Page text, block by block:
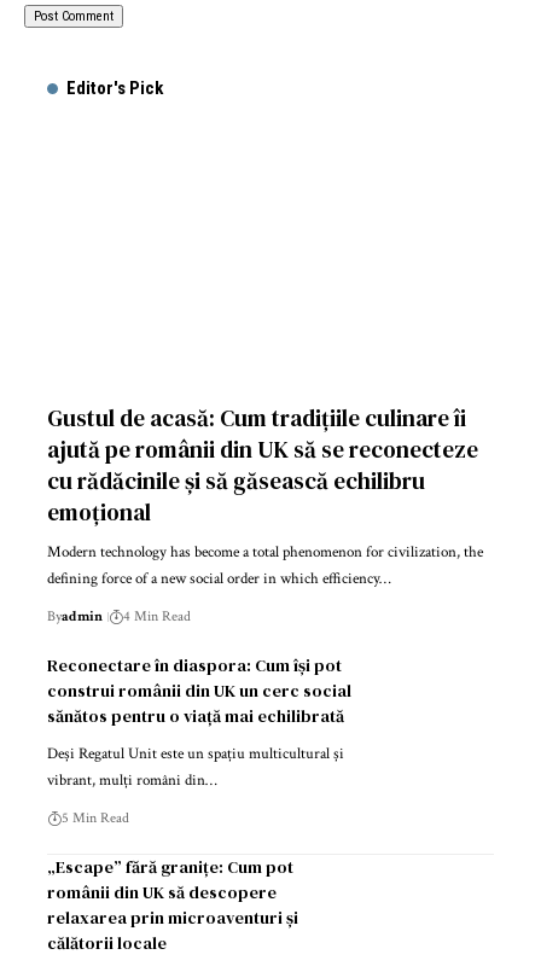
Editor's Pick
Gustul de acasă: Cum tradițiile culinare îi
ajută pe românii din UK să se reconecteze
cu rădăcinile și să găsească echilibru
emoțional
Modern technology has become a total phenomenon for civilization, the
defining force of a new social order in which efficiency…
Byadmin 4 Min Read
Reconectare în diaspora: Cum își pot
construi românii din UK un cerc social
sănătos pentru o viață mai echilibrată
Deși Regatul Unit este un spațiu multicultural și
vibrant, mulți români din…
5 Min Read
„Escape” fără granițe: Cum pot
românii din UK să descopere
relaxarea prin microaventuri și
călătorii locale